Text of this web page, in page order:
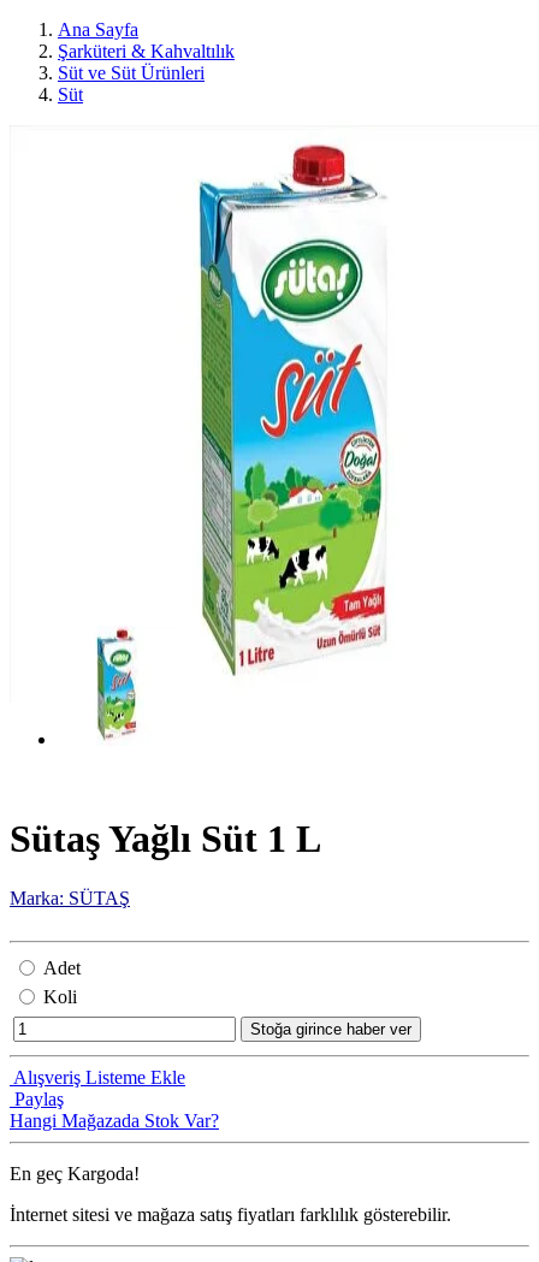
Ana Sayfa
Şarküteri & Kahvaltılık
Süt ve Süt Ürünleri
Süt
Sütaş Yağlı Süt 1 L
Marka: SÜTAŞ
Adet
Koli
Stoğa girince haber ver
Alışveriş Listeme Ekle
Paylaş
Hangi Mağazada Stok Var?
En geç Kargoda!
İnternet sitesi ve mağaza satış fiyatları farklılık gösterebilir.